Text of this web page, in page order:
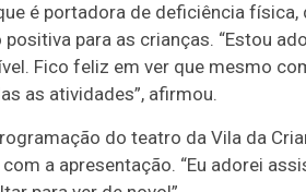
é portadora de deficiência
para as crianças. “Estou
Fico feliz em ver que mesmo
as atividades”, afirmou.
do teatro da Vila da
a apresentação. “Eu adorei